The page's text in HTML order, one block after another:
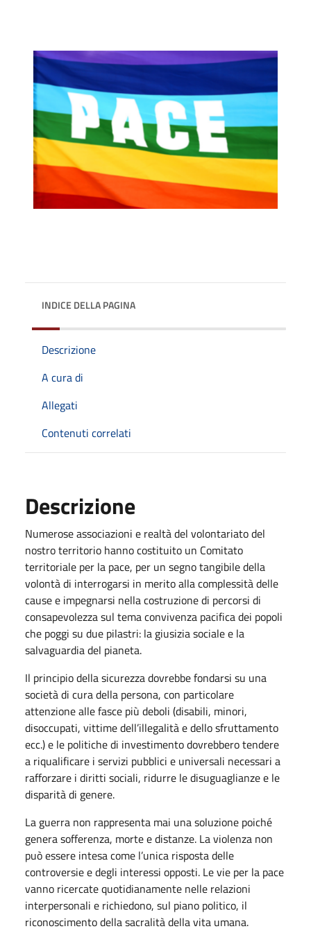
INDICE DELLA PAGINA
Descrizione
A cura di
Allegati
Contenuti correlati
Descrizione
Numerose associazioni e realtà del volontariato del
nostro territorio hanno costituito un Comitato
territoriale per la pace, per un segno tangibile della
volontà di interrogarsi in merito alla complessità delle
cause e impegnarsi nella costruzione di percorsi di
consapevolezza sul tema convivenza pacifica dei popoli
che poggi su due pilastri: la giusizia sociale e la
salvaguardia del pianeta.
Il principio della sicurezza dovrebbe fondarsi su una
società di cura della persona, con particolare
attenzione alle fasce più deboli (disabili, minori,
disoccupati, vittime dell’illegalità e dello sfruttamento
ecc.) e le politiche di investimento dovrebbero tendere
a riqualificare i servizi pubblici e universali necessari a
rafforzare i diritti sociali, ridurre le disuguaglianze e le
disparità di genere.
La guerra non rappresenta mai una soluzione poiché
genera sofferenza, morte e distanze. La violenza non
può essere intesa come l’unica risposta delle
controversie e degli interessi opposti. Le vie per la pace
vanno ricercate quotidianamente nelle relazioni
interpersonali e richiedono, sul piano politico, il
riconoscimento della sacralità della vita umana.